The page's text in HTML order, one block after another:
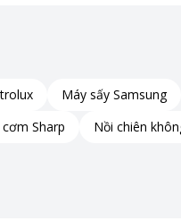
Máy sấy Samsung
Sharp Nồi chiên